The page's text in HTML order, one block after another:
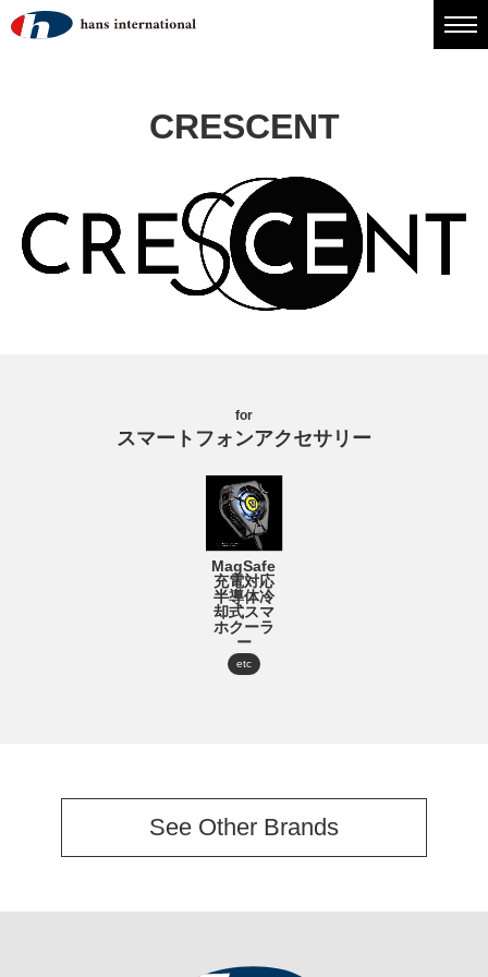
CRESCENT
for
スマートフォンアクセサリー
MagSafe
充電対応
半導体冷
却式スマ
ホクーラ
ー
etc
See Other Brands